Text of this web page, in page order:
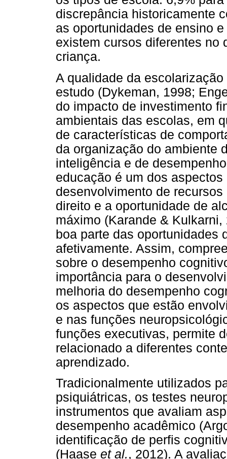
discrepância historicamente
as oportunidades de ensino
existem cursos diferentes no
criança.
A qualidade da
estudo (Dykeman, 1998;
do impacto de investimento
ambientais das escolas, em
de características de
da organização do ambiente
inteligência e de
educação é um dos
desenvolvimento de
direito e a oportunidade de
máximo (Karande &
boa parte das oportunidades
afetivamente. Assim,
sobre o desempenho
importância para o
melhoria do desempenho
os aspectos que estão
e nas funções
funções executivas, permite
relacionado a diferentes
aprendizado.
Tradicionalmente utilizados
psiquiátricas, os testes
instrumentos que avaliam
desempenho acadêmico
identificação de perfis
(Haase et al., 2012). A